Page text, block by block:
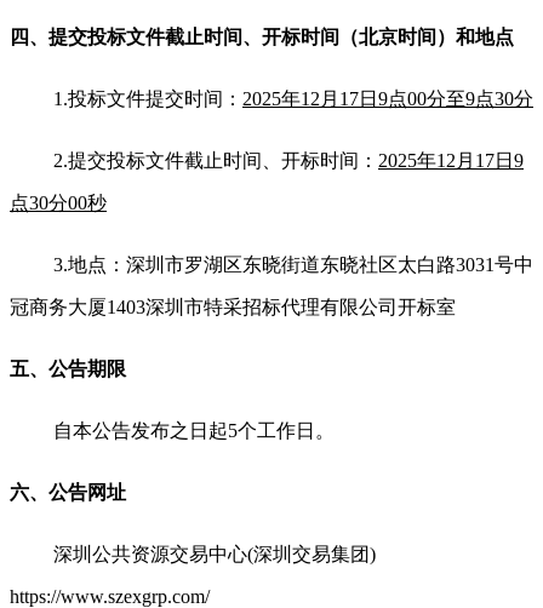
四、提交投标文件截止时间、开标时间 （北京时间） 和地点
1.投标文件提交时间： 2025年12月17日9点00分至9点30分
2.提交投标文件截止时间 、开标时间： 2025年12月17日9
点30分00秒
3.地点：深圳市罗湖区东晓街道东晓社区太白路3031号中
冠商务大厦1403深圳市特采招标代理有限公司开标室
五、公告期限
自本公告发布之日起5个工作日。
六、公告网址
深圳公共资源交易中心(深圳交易集团)
https://www.szexgrp.com/